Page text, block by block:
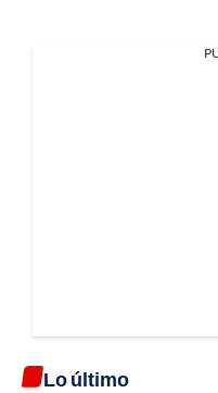
Lo último